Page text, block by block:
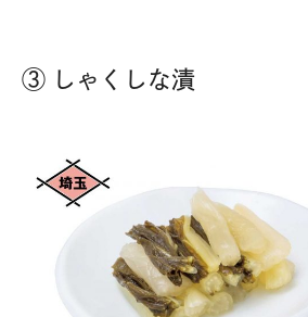
③ しゃくしな漬